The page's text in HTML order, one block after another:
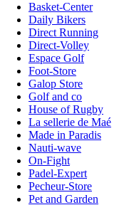
Basket-Center
Daily Bikers
Direct Running
Direct-Volley
Espace Golf
Foot-Store
Galop Store
Golf and co
House of Rugby
La sellerie de Maé
Made in Paradis
Nauti-wave
On-Fight
Padel-Expert
Pecheur-Store
Pet and Garden